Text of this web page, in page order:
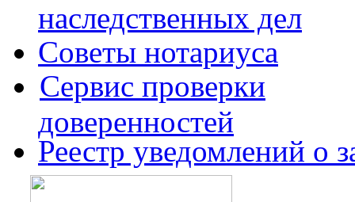
наследственных дел
Советы нотариуса
Сервис проверки
доверенностей
Реестр уведомлений о